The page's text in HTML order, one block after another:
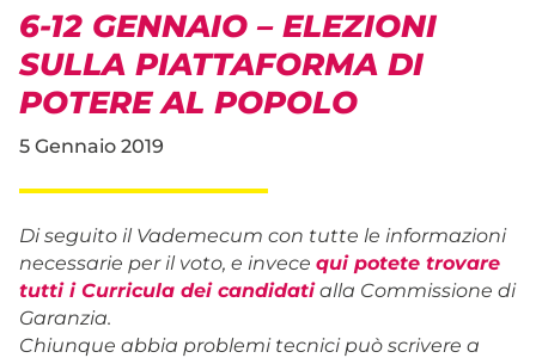
6-12 GENNAIO – ELEZIONI
SULLA PIATTAFORMA DI
POTERE AL POPOLO
5 Gennaio 2019
Di seguito il Vademecum con tutte le informazioni
necessarie per il voto, e invece qui potete trovare
tutti i Curricula dei candidatialla Commissione di
Garanzia.
Chiunque abbia problemi tecnici può scrivere a